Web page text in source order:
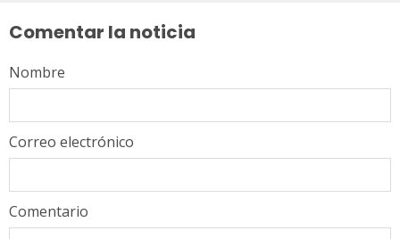
Comentar la noticia
Comentario
Nombre
Correo electrónico